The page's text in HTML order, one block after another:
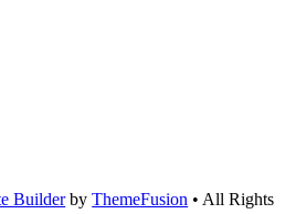
BuilderbyThemeFusion • All Rights